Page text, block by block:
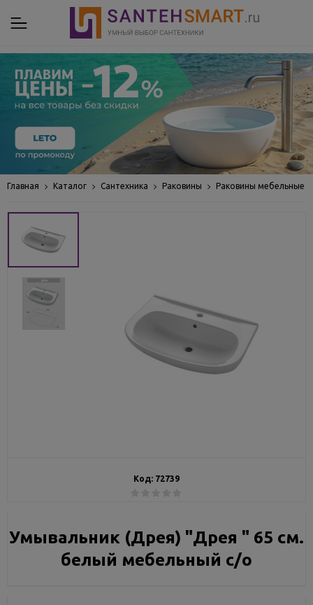
Главная Каталог Сантехника Раковины Раковины мебельные
Код: 72739
Умывальник (Дрея) "Дрея " 65 см.
белый мебельный с/о